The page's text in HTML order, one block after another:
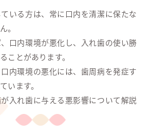
いる方は、常に口内を清潔に保たな
。
口内環境が悪化し、入れ歯の使い勝
ことがあります。
内環境の悪化には、歯周病を発症す
います。
入れ歯に与える悪影響について解説